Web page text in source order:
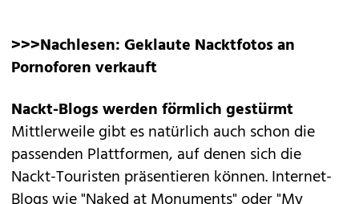
>>>Nachlesen:Geklaute Nacktfotos an
Pornoforen verkauft
Nackt-Blogs werden förmlich gestürmt
Mittlerweile gibt es natürlich auch schon die
passenden Plattformen, auf denen sich die
Nackt-Touristen präsentieren können. Internet-